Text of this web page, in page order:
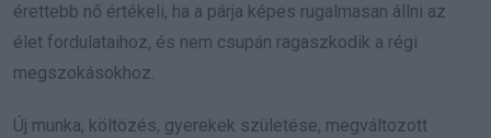
érettebb nő értékeli, ha a párja képes rugalmasan állni az
élet fordulataihoz, és nem csupán ragaszkodik a régi
megszokásokhoz.
Új munka, költözés, gyerekek születése, megváltozott